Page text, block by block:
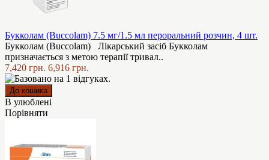
Букколам (Buccolam) 7.5 мг/1.5 мл пероральний розчин, 4 шт.
Букколам (Buccolam) Лікарський засіб Букколам
призначається з метою терапії тривал..
7,420 грн. 6,916 грн.
В улюблені
Порівняти